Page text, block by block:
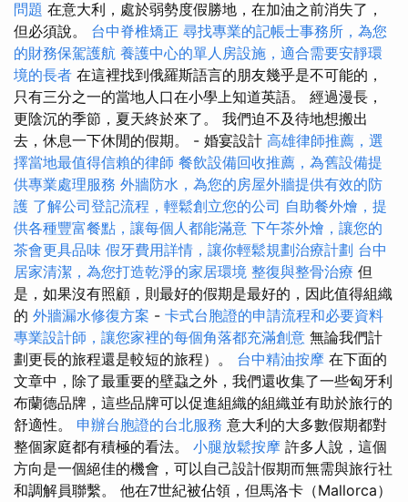
問題 在意大利，處於弱勢度假勝地，在加油之前消失了，
但必須說。 台中脊椎矯正 尋找專業的記帳士事務所，為您
的財務保駕護航 養護中心的單人房設施，適合需要安靜環
境的長者 在這裡找到俄羅斯語言的朋友幾乎是不可能的，
只有三分之一的當地人口在小學上知道英語。 經過漫長，
更陰沉的季節，夏天終於來了。 我們迫不及待地想搬出
去，休息一下休閒的假期。 - 婚宴設計 高雄律師推薦，選
擇當地最值得信賴的律師 餐飲設備回收推薦，為舊設備提
供專業處理服務 外牆防水，為您的房屋外牆提供有效的防
護 了解公司登記流程，輕鬆創立您的公司 自助餐外燴，提
供各種豐富餐點，讓每個人都能滿意 下午茶外燴，讓您的
茶會更具品味 假牙費用詳情，讓你輕鬆規劃治療計劃 台中
居家清潔，為您打造乾淨的家居環境 整復與整骨治療 但
是，如果沒有照顧，則最好的假期是最好的，因此值得組織
的 外牆漏水修復方案 - 卡式台胞證的申請流程和必要資料
專業設計師，讓您家裡的每個角落都充滿創意 無論我們計
劃更長的旅程還是較短的旅程）。 台中精油按摩 在下面的
文章中，除了最重要的壁蝨之外，我們還收集了一些匈牙利
布蘭德品牌，這些品牌可以促進組織的組織並有助於旅行的
舒適性。 申辦台胞證的台北服務 意大利的大多數假期都對
整個家庭都有積極的看法。 小腿放鬆按摩 許多人說，這個
方向是一個絕佳的機會，可以自己設計假期而無需與旅行社
和調解員聯繫。 他在7世紀被佔領，但馬洛卡（Mallorca）